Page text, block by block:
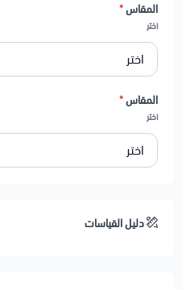
لاختيار خدمة اضافة شعار
المقاس*
اختر
المقاس*
اختر
دليل القياسات